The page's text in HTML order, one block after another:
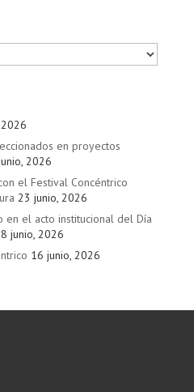
en proyectos
2026
el Festival Concéntrico
23 junio, 2026
en el acto institucional del Día
junio, 2026
16 junio, 2026